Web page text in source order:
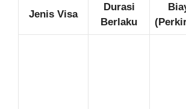
Jenis Visa
Durasi
Berlaku